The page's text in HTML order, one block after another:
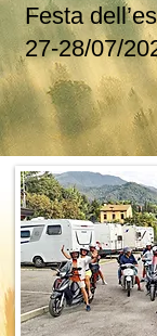
Festa
27-28/07/